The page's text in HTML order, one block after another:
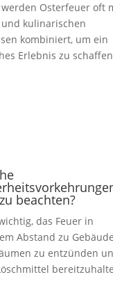
werden Osterfeuer oft
kulinarischen
kombiniert, um ein
Erlebnis zu
beachten?
das Feuer in
Abstand zu
zu entzünden